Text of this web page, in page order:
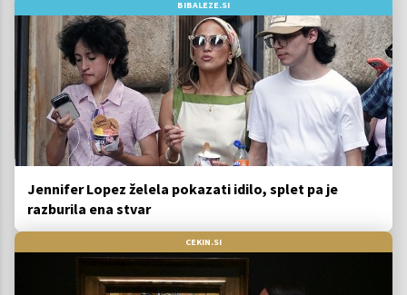
BIBALEZE.SI
Jennifer Lopez želela pokazati idilo, splet pa je
razburila ena stvar
CEKIN.SI